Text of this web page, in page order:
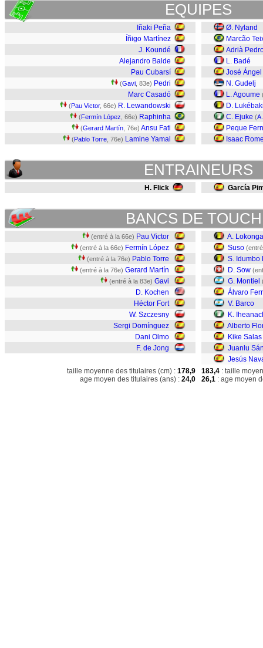
EQUIPES
Iñaki Peña
Íñigo Martínez
J. Koundé
Alejandro Balde
Pau Cubarsí
(Gavi , 83e) Pedri
Marc Casadó
(Pau Victor, 66e) R. Lewandowski
(Fermín López , 66e) Raphinha
(Gerard Martín , 76e) Ansu Fati
(Pablo Torre , 76e) Lamine Yamal
Ø. Nyland
Marcão
Adrià
L. Badé
José
N. Gudelj
L. Agoume
D.
C. Ejuke (
Peque
Isaac
ENTRAINEURS
H. Flick García
BANCS DE
(entré à la 66e) Pau Victor
(entré à la 66e) Fermín López
(entré à la 76e) Pablo Torre
(entré à la 76e) Gerard Martín
(entré à la 83e) Gavi
D. Kochen
Héctor Fort
W. Szczesny
Sergi Domínguez
Dani Olmo
F. de Jong
A. Lokonga
Suso
S. Idumbo
D. Sow
G. Montiel
Álvaro
V. Barco
K.
Alberto
Kike Salas
Juanlu
Jesús
taille moyenne des titulaires (cm) : 178,9
age moyen des titulaires (ans) : 24,0
183,4 : taille
26,1 : age moyen